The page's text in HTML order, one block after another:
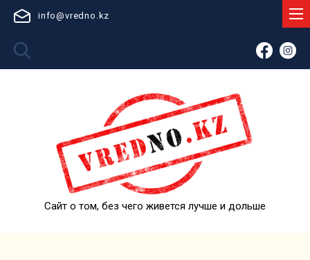
info@vredno.kz
Сайт о том, без чего живется лучше и дольше